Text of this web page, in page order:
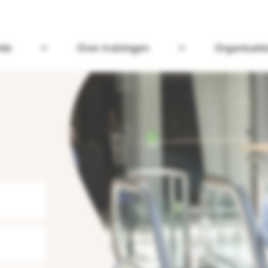
Open Omgaan met dementie
Over trainingen Open Over